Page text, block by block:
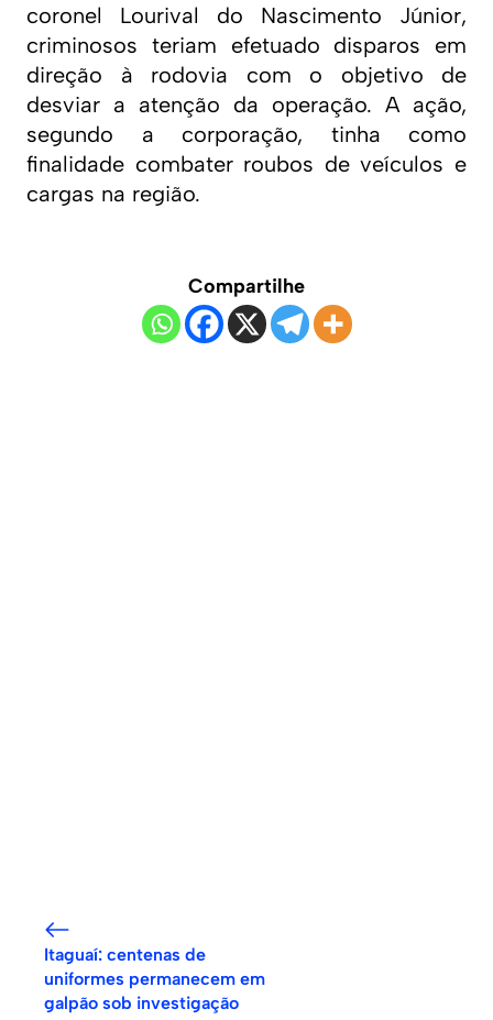
coronel Lourival do Nascimento Júnior,
criminosos teriam efetuado disparos em
direção à rodovia com o objetivo de
desviar a atenção da operação. A ação,
segundo a corporação, tinha como
finalidade combater roubos de veículos e
cargas na região.
Compartilhe
Itaguaí: centenas de
uniformes permanecem em
galpão sob investigação